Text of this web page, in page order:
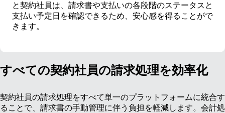
と契約社員は、請求書や支払いの各段階のステータスと
支払い予定日を確認できるため、安心感を得ることがで
きます。
すべての契約社員の請求処理を効率化
契約社員の請求処理をすべて単一のプラットフォームに統合す
ることで、請求書の手動管理に伴う負担を軽減します。会計処